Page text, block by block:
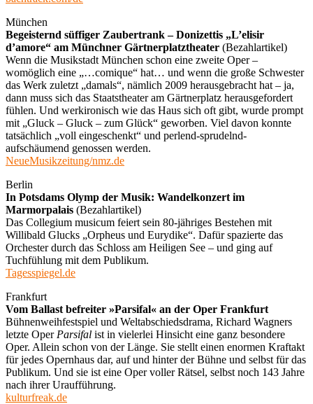
München
Begeisternd süffiger Zaubertrank – Donizettis „L’elisir
d’amore“ am Münchner Gärtnerplatztheater (Bezahlartikel)
Wenn die Musikstadt München schon eine zweite Oper –
womöglich eine „…comique“ hat… und wenn die große Schwester
das Werk zuletzt „damals“, nämlich 2009 herausgebracht hat – ja,
dann muss sich das Staatstheater am Gärtnerplatz herausgefordert
fühlen. Und werkironisch wie das Haus sich oft gibt, wurde prompt
mit „Gluck – Gluck – zum Glück“ geworben. Viel davon konnte
tatsächlich „voll eingeschenkt“ und perlend-sprudelnd-
aufschäumend genossen werden.
NeueMusikzeitung/nmz.de
Berlin
In Potsdams Olymp der Musik: Wandelkonzert im
Marmorpalais (Bezahlartikel)
Das Collegium musicum feiert sein 80-jähriges Bestehen mit
Willibald Glucks „Orpheus und Eurydike“. Dafür spazierte das
Orchester durch das Schloss am Heiligen See – und ging auf
Tuchfühlung mit dem Publikum.
Tagesspiegel.de
Frankfurt
Vom Ballast befreiter »Parsifal« an der Oper Frankfurt
Bühnenweihfestspiel und Weltabschiedsdrama, Richard Wagners
letzte Oper Parsifal ist in vielerlei Hinsicht eine ganz besondere
Oper. Allein schon von der Länge. Sie stellt einen enormen Kraftakt
für jedes Opernhaus dar, auf und hinter der Bühne und selbst für das
Publikum. Und sie ist eine Oper voller Rätsel, selbst noch 143 Jahre
nach ihrer Uraufführung.
kulturfreak.de